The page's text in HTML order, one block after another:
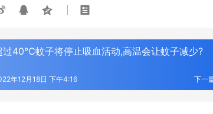
过40℃蚊子将停止吸血活动,高温会让蚊子减少?
下一
年12月18日 下午4:16